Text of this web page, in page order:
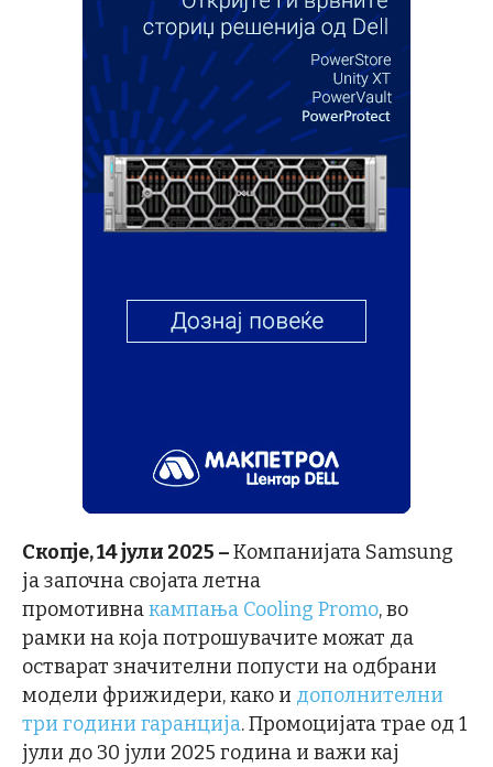
Скопје, 14 јули 2025 –Компанијата Samsung
ја започна својата летна
промотивнакампања Cooling Promo, во
рамки на која потрошувачите можат да
остварат значителни попусти на одбрани
модели фрижидери, како и дополнителни
три години гаранција. Промоцијата трае од 1
јули до 30 јули 2025 година и важи кај